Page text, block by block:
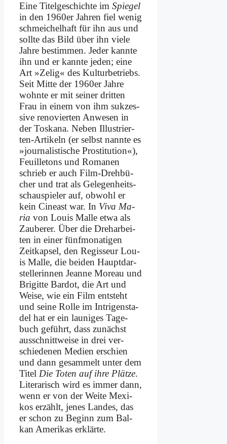
Ei­ne Ti­tel­ge­schich­te im Spie­gel
in den 1960er Jah­ren fiel we­nig
schmei­chel­haft für ihn aus und
soll­te das Bild über ihn vie­le
Jah­re be­stim­men. Je­der kann­te
ihn und er kann­te je­den; ei­ne
Art »Ze­lig« des Kul­tur­be­triebs.
Seit Mit­te der 1960er Jah­re
wohn­te er mit sei­ner drit­ten
Frau in ei­nem von ihm suk­zes­
si­ve re­no­vier­ten An­we­sen in
der Tos­ka­na. Ne­ben Il­lu­strier­
ten-Ar­ti­keln (er selbst nann­te es
»jour­na­li­sti­sche Pro­sti­tu­ti­on«),
Feuil­le­tons und Ro­ma­nen
schrieb er auch Film-Dreh­bü­
cher und trat als Ge­le­gen­heits­
schau­spie­ler auf, ob­wohl er
kein Ci­ne­ast war. In Vi­va Ma­
ria von Lou­is Mal­le et­wa als
Zau­be­rer. Über die Dreh­ar­bei­
ten in ei­ner fünf­mo­na­ti­gen
Zeit­kap­sel, den Re­gis­seur Lou­
is Mal­le, die bei­den Haupt­dar­
stel­le­rin­nen Jean­ne Mo­reau und
Bri­git­te Bar­dot, die Art und
Wei­se, wie ein Film ent­steht
und sei­ne Rol­le im In­tri­gen­sta­
del hat er ein lau­ni­ges Ta­ge­
buch ge­führt, dass zu­nächst
aus­schnitt­wei­se in drei ver­
schie­de­nen Me­di­en er­schien
und dann ge­sam­melt un­ter dem
Ti­tel Die To­ten auf ih­re Plät­ze.
Li­te­ra­risch wird es im­mer dann,
wenn er von der Wei­te Me­xi­
kos er­zählt, je­nes Lan­des, das
er schon zu Be­ginn zum Bal­
kan Ame­ri­kas er­klär­te.